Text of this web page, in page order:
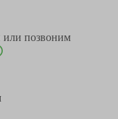
или позвоним